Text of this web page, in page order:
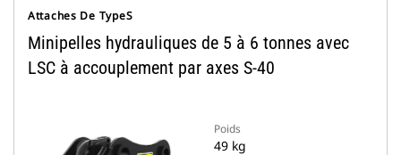
Attaches De TypeS
Minipelles hydrauliques de 5 à 6 tonnes avec
LSC à accouplement par axes S-40
Poids
49 kg